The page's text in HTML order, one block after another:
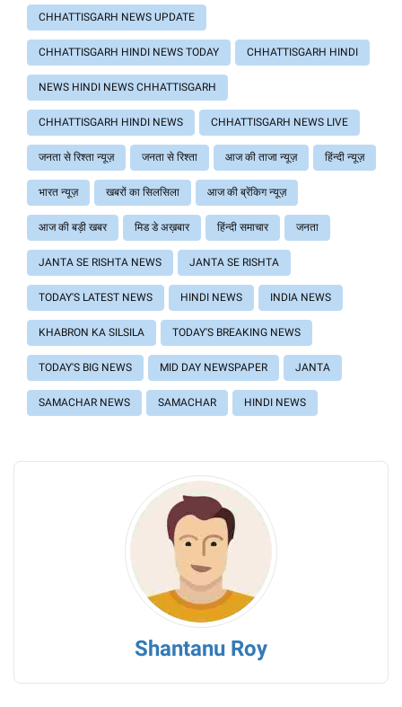
CHHATTISGARH NEWS UPDATE
CHHATTISGARH HINDI NEWS TODAY CHHATTISGARH HINDI
NEWS HINDI NEWS CHHATTISGARH
CHHATTISGARH HINDI NEWS CHHATTISGARH NEWS LIVE
जनता से रिश्ता न्यूज़ जनता से रिश्ता आज की ताजा न्यूज़ हिंन्दी न्यूज़
भारत न्यूज़ खबरों का सिलसिला आज की ब्रेंकिग न्यूज़
आज की बड़ी खबर मिड डे अख़बार हिंन्दी समाचार जनता
JANTA SE RISHTA NEWS JANTA SE RISHTA
TODAY'S LATEST NEWS HINDI NEWS INDIA NEWS
KHABRON KA SILSILA TODAY'S BREAKING NEWS
TODAY'S BIG NEWS MID DAY NEWSPAPER JANTA
SAMACHAR NEWS SAMACHAR HINDI NEWS
Shantanu Roy